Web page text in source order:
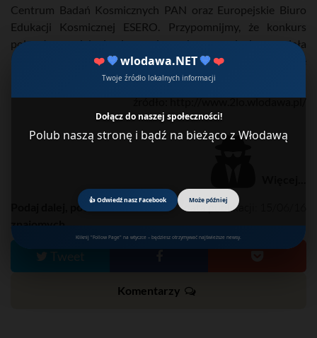
❤️ 💙wlodawa.NET💙❤️
Twoje źródło lokalnych informacji
Dołącz do naszej społeczności!
Polub naszą stronę i bądź na bieżąco z Włodawą
👍 Odwiedź nasz Facebook Może później
Kliknij "Follow Page" na wtyczce – będziesz otrzymywać najświeższe newsy.
Centrum Badań Kosmicznych PAN oraz Europejskie Biuro
Edukacji Kosmicznej ESERO. Przypomnijmy, że konkurs
polegał na wcieleniu się w rolę naukowca opisującego ciała
niebieskie sfotografowane przez sondę Cassini w formie
źródło: http://www.2lo.wlodawa.pl/
data publikacji: 15/06/16
Podaj dalej, powiadom
znajomych....
Tweet
Komentarzy